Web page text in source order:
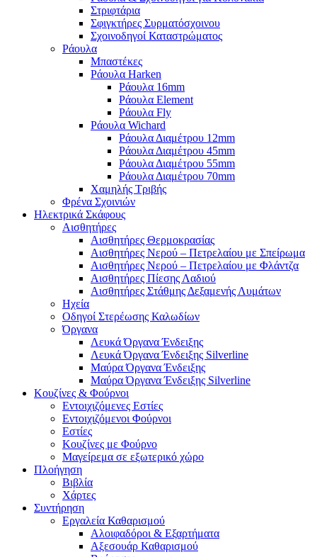
Στριφτάρια
Σφιγκτήρες Συρματόσχοινου
Σχοινοδηγοί Καταστρώματος
Ράουλα
Μπαστέκες
Ράουλα Harken
Ράουλα 16mm
Ράουλα Element
Ράουλα Fly
Ράουλα Wichard
Ράουλα Διαμέτρου 12mm
Ράουλα Διαμέτρου 45mm
Ράουλα Διαμέτρου 55mm
Ράουλα Διαμέτρου 70mm
Χαμηλής Τριβής
Φρένα Σχοινιών
Ηλεκτρικά Σκάφους
Αισθητήρες
Αισθητήρες Θερμοκρασίας
Αισθητήρες Νερού – Πετρελαίου με Σπείρωμα
Αισθητήρες Νερού – Πετρελαίου με Φλάντζα
Αισθητήρες Πίεσης Λαδιού
Αισθητήρες Στάθμης Δεξαμενής Λυμάτων
Ηχεία
Οδηγοί Στερέωσης Καλωδίων
Όργανα
Λευκά Όργανα Ένδειξης
Λευκά Όργανα Ένδειξης Silverline
Μαύρα Όργανα Ένδειξης
Μαύρα Όργανα Ένδειξης Silverline
Κουζίνες & Φούρνοι
Εντοιχιζόμενες Εστίες
Εντοιχιζόμενοι Φούρνοι
Εστίες
Κουζίνες με Φούρνο
Μαγείρεμα σε εξωτερικό χώρο
Πλοήγηση
Βιβλία
Χάρτες
Συντήρηση
Εργαλεία Καθαρισμού
Αλοιφαδόροι & Εξαρτήματα
Αξεσουάρ Καθαρισμού